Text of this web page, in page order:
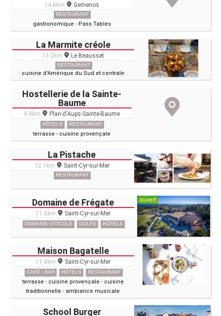
14.6km Gemenos
RESTAURANT
gastronomique - Pass Tables
La Marmite créole
13.2km Le Beausset
RESTAURANT
cuisine d'Amérique du Sud et centrale
Hostellerie de la Sainte-
Baume
9.8km Plan-d'Aups-Sainte-Baume
HÔTELS RESTAURANT
terrasse - cuisine provençale
La Pistache
12.1km Saint-Cyr-sur-Mer
RESTAURANT
Domaine de Frégate
11.6km Saint-Cyr-sur-Mer
DOMAINE VITICOLE GOLFS HÔTELS
ouvert
Maison Bagatelle
11.6km Saint-Cyr-sur-Mer
CAFÉ / BAR HÔTELS RESTAURANT
terrasse - cuisine provençale - cuisine
traditionnelle - ambiance musicale
School Burger